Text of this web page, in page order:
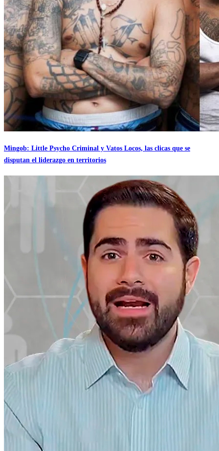
Mingob: Little Psycho Criminal y Vatos Locos, las clicas que se
disputan el liderazgo en territorios